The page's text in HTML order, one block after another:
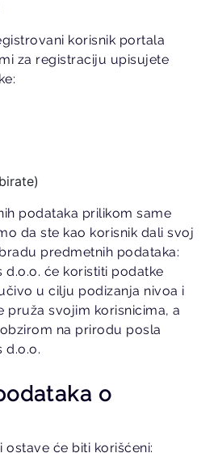
korisnik portala
za registraciju upisujete
podataka prilikom same
da ste kao korisnik dali svoj
predmetnih podataka:
d.o.o. će koristiti podatke
u cilju podizanja nivoa i
pruža svojim korisnicima, a
na prirodu posla
d.o.o.
o
ostave će biti korišćeni: